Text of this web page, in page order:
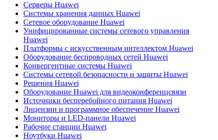
Серверы Huawei
Системы хранения данных Huawei
Сетевое оборудование Huawei
Унифицированные системы сетевого управления
Huawei
Платформы с искусственным интеллектом Huawei
Оборудование беспроводных сетей Huawei
Конвергентные системы Huawei
Системы сетевой безопасности и защиты Huawei
Решения Huawei
Оборудование Huawei для видеоконференцсвязи
Источники бесперебойного питания Huawei
Лицензии и программное обеспечение Huawei
Мониторы и LED-панели Huawei
Рабочие станции Huawei
Ноутбуки Huawei